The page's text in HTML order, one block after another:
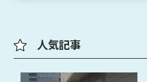
人気記事